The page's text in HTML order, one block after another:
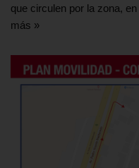
que circulen por la zona,
más »